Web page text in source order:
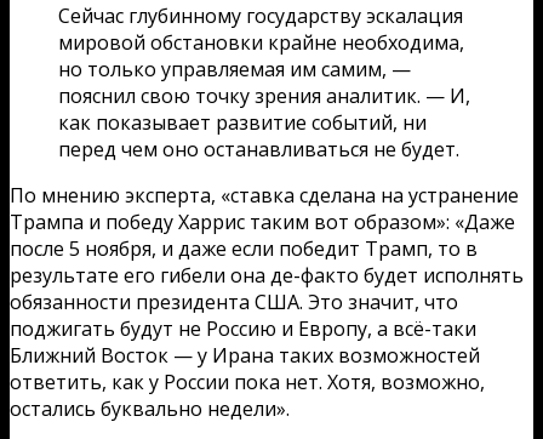
Сейчас глубинному государству эскалация
мировой обстановки крайне необходима,
но только управляемая им самим, —
пояснил свою точку зрения аналитик. — И,
как показывает развитие событий, ни
перед чем оно останавливаться не будет.
По мнению эксперта, «ставка сделана на устранение
Трампа и победу Харрис таким вот образом»: «Даже
после 5 ноября, и даже если победит Трамп, то в
результате его гибели она де-факто будет исполнять
обязанности президента США. Это значит, что
поджигать будут не Россию и Европу, а всё-таки
Ближний Восток — у Ирана таких возможностей
ответить, как у России пока нет. Хотя, возможно,
остались буквально недели».